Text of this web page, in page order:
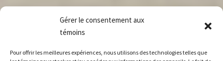
Gérer le consentement aux
témoins
Pour offrir les meilleures expériences, nous utilisons des technologies telles que